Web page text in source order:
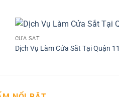
CỬA SẮT
Dịch Vụ Làm Cửa Sắt Tại Quận 11